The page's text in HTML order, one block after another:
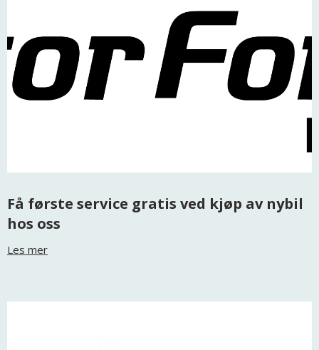
Få første service gratis ved kjøp av nybil
hos oss
Les mer